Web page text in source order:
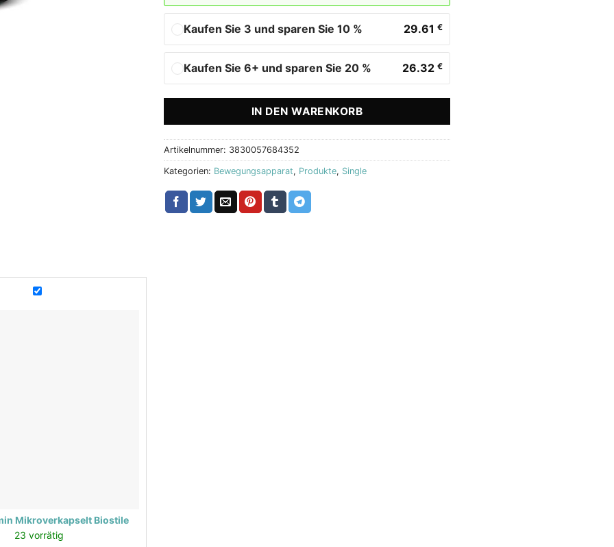
Kaufen Sie 3 und sparen Sie 10 % 29.61 €
Kaufen Sie 6+ und sparen Sie 20 % 26.32 €
IN DEN WARENKORB
Artikelnummer: 3830057684352
Kategorien: Bewegungsapparat, Produkte, Single
Mikroverkapselt Biostile
23 vorrätig